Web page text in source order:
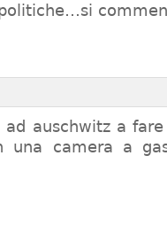
auschwitz a
camera a